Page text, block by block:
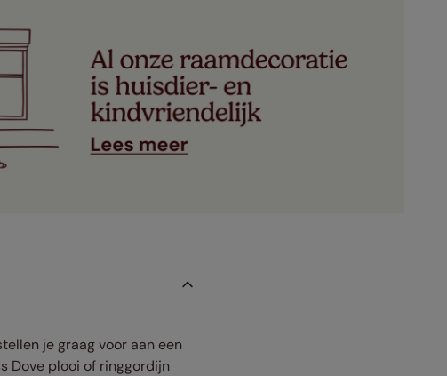
je graag voor aan een
Dove plooi of ringgordijn